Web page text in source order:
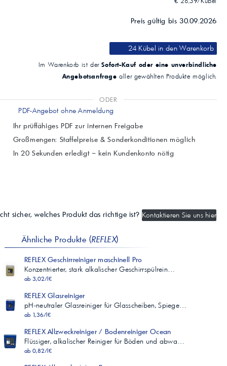
Preis gültig bis 30.09.2026
24 Kübel in den Warenkorb
Im Warenkorb ist derSofort-Kauf oder eine unverbindliche
Angebotsanfrage aller gewählten Produkte möglich.
ODER
PDF-Angebot ohne Anmeldung
Ihr prüffähiges PDF zur internen Freigabe
Großmengen: Staffelpreise & Sonderkonditionen möglich
In 20 Sekunden erledigt – kein Kundenkonto nötig
sicher, welches Produkt das richtige ist? Kontaktieren Sie uns hier
Ähnliche Produkte (REFLEX)
REFLEX Geschirrreiniger maschinell Pro
Konzentrierter, stark alkalischer Geschirrspülrein…
ab 3,02/l€
REFLEX Glasreiniger
pH-neutraler Glasreiniger für Glasscheiben, Spiege…
ab 1,36/l€
REFLEX Allzweckreiniger / Bodenreiniger Ocean
Flüssiger, alkalischer Reiniger für Böden und abwa…
ab 0,82/l€